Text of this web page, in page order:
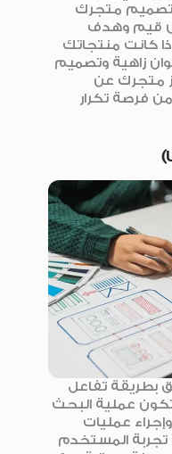
تصميم متجرك
قيم وهدف
كانت منتجاتك
زاهية وتصميم
متجرك عن
من فرصة تكرار
بطريقة تفاعل
عملية البحث
عمليات
المستخدم